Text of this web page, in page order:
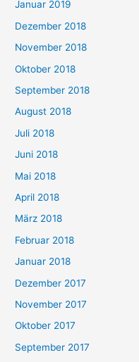
Januar 2019
Dezember 2018
November 2018
Oktober 2018
September 2018
August 2018
Juli 2018
Juni 2018
Mai 2018
April 2018
März 2018
Februar 2018
Januar 2018
Dezember 2017
November 2017
Oktober 2017
September 2017